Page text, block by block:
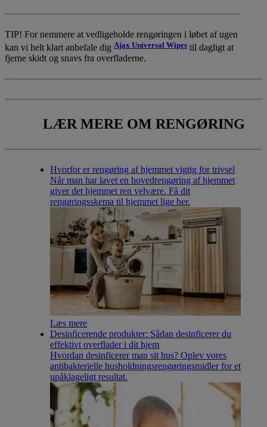
TIP! For nemmere at vedligeholde rengøringen i løbet af ugen
kan vi helt klart anbefale dig Ajax Universal Wipes til dagligt at
fjerne skidt og snavs fra overfladerne.
LÆR MERE OM RENGØRING
Hvorfor er rengøring af hjemmet vigtig for trivsel
Når man har lavet en hovedrengøring af hjemmet
giver det hjemmet ren velvære. Få dit
rengøringsskema til hjemmet lige her.
Læs mere
Desinficerende produkter: Sådan desinficerer du
effektivt overflader i dit hjem
Hvordan desinficerer man sit hus? Oplev vores
antibakterielle husholdningsrengøringsmidler for et
upåklageligt resultat.